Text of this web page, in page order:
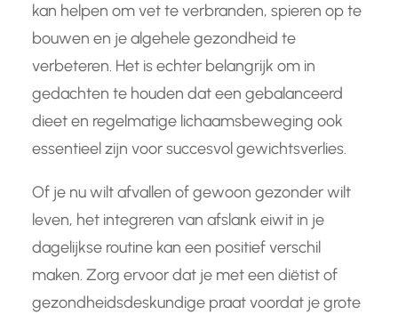
kan helpen om vet te verbranden, spieren op te
bouwen en je algehele gezondheid te
verbeteren. Het is echter belangrijk om in
gedachten te houden dat een gebalanceerd
dieet en regelmatige lichaamsbeweging ook
essentieel zijn voor succesvol gewichtsverlies.
Of je nu wilt afvallen of gewoon gezonder wilt
leven, het integreren van afslank eiwit in je
dagelijkse routine kan een positief verschil
maken. Zorg ervoor dat je met een diëtist of
gezondheidsdeskundige praat voordat je grote